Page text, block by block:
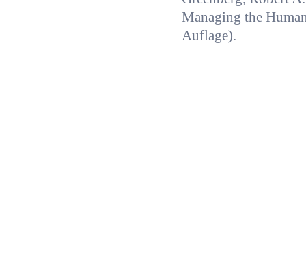
Managing the
Auflage).